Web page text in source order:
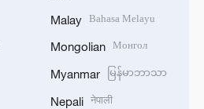
Malay Bahasa Melayu
Mongolian Монгол
Myanmar မြန်မာဘာသာ
Nepali नेपाली